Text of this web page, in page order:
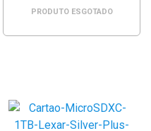
PRODUTO ESGOTADO